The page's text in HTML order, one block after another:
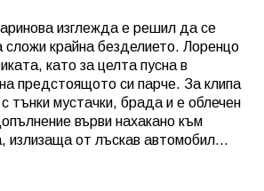
изглежда е решил да се
сложи крайна безделието. Лоренцо
като за целта пусна в
предстоящото си парче. За клипа
тънки мустачки, брада и е облечен
върви нахакано към
излизаща от лъскав автомобил…